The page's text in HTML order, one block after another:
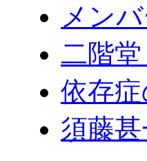
メン
二階
依存
須藤